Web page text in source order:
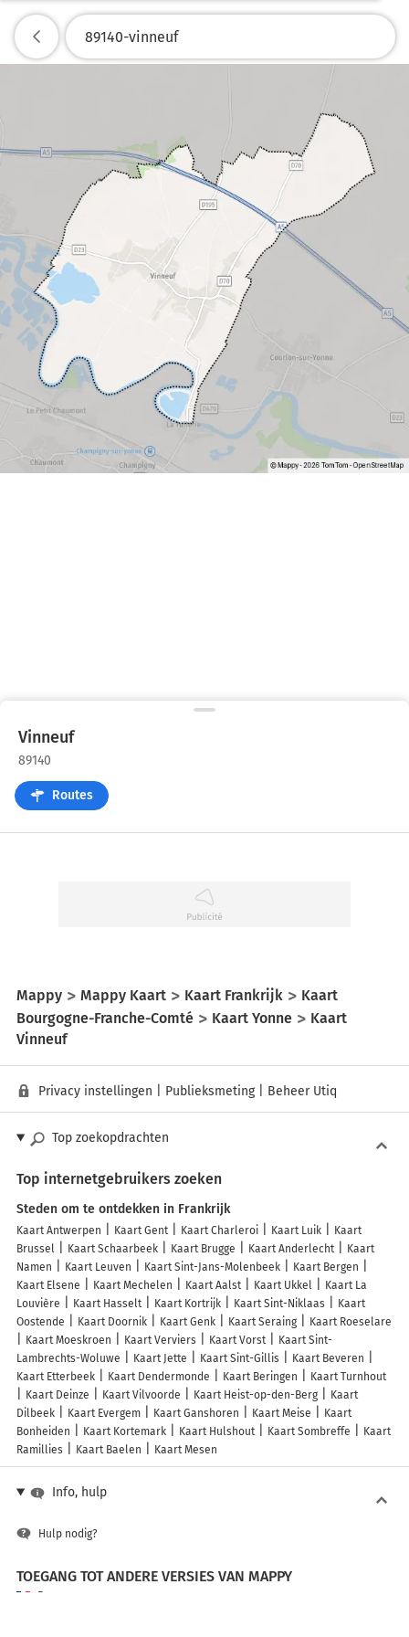
Vinneuf
89140
Routes
Mappy Mappy Kaart Kaart Frankrijk
Kaart
Bourgogne-Franche-Comté
Kaart Yonne
Kaart
Vinneuf
Privacy instellingen Publieksmeting| Beheer Utiq
Top zoekopdrachten
Top internetgebruikers zoeken
Steden om te ontdekken in Frankrijk
Kaart Antwerpen Kaart Gent Kaart Charleroi Kaart Luik
Kaart
Brussel
Kaart Schaarbeek Kaart Brugge Kaart Anderlecht
Kaart
Namen
Kaart Leuven Kaart Sint-Jans-Molenbeek
Kaart Bergen
Kaart Elsene
Kaart Mechelen Kaart Aalst Kaart Ukkel
Kaart La
Louvière
Kaart Hasselt Kaart Kortrijk Kaart Sint-Niklaas
Kaart
Oostende
Kaart Doornik Kaart Genk Kaart Seraing
Kaart Roeselare
Kaart Moeskroen
Kaart Verviers Kaart Vorst
Kaart Sint-
Lambrechts-Woluwe
Kaart Jette Kaart Sint-Gillis
Kaart Beveren
Kaart Etterbeek
Kaart Dendermonde Kaart Beringen
Kaart Turnhout
Kaart Deinze
Kaart Vilvoorde Kaart Heist-op-den-Berg
Kaart
Dilbeek
Kaart Evergem Kaart Ganshoren Kaart Meise
Kaart
Bonheiden
Kaart Kortemark Kaart Hulshout Kaart Sombreffe
Kaart
Ramillies
Kaart Baelen Kaart Mesen
Info, hulp
Hulp nodig?
TOEGANG TOT ANDERE VERSIES VAN MAPPY
France